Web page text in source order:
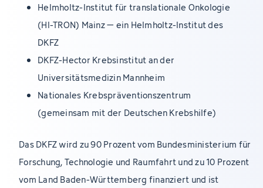
Helmholtz-Institut für translationale Onkologie
(HI-TRON) Mainz – ein Helmholtz-Institut des
DKFZ
DKFZ-Hector Krebsinstitut an der
Universitätsmedizin Mannheim
Nationales Krebspräventionszentrum
(gemeinsam mit der Deutschen Krebshilfe)
Das DKFZ wird zu 90 Prozent vom Bundesministerium für
Forschung, Technologie und Raumfahrt und zu 10 Prozent
vom Land Baden-Württemberg finanziert und ist